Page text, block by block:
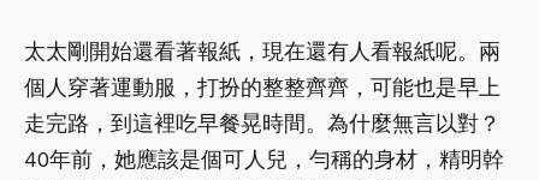
太太剛開始還看著報紙，現在還有人看報紙呢。兩
個人穿著運動服，打扮的整整齊齊，可能也是早上
走完路，到這裡吃早餐晃時間。為什麼無言以對？
40年前，她應該是個可人兒，勻稱的身材，精明幹